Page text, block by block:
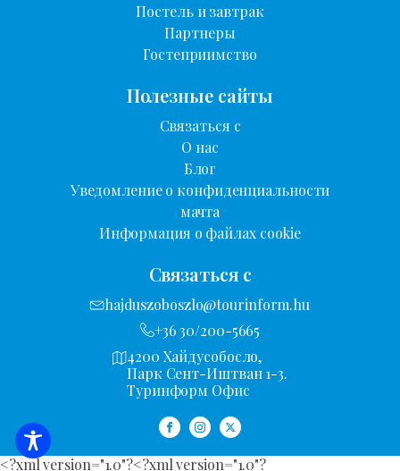
Постель и завтрак
Партнеры
Гостеприимство
Полезные сайты
Связаться с
О нас
Блог
Уведомление о конфиденциальности
мачта
Информация о файлах cookie
Связаться с
hajduszoboszlo@tourinform.hu
+36 30/200-5665
4200 Хайдусобосло,
Парк Сент-Иштван 1-3.
Туринформ Офис
<?xml version="1.0"?<?xml version="1.0"?